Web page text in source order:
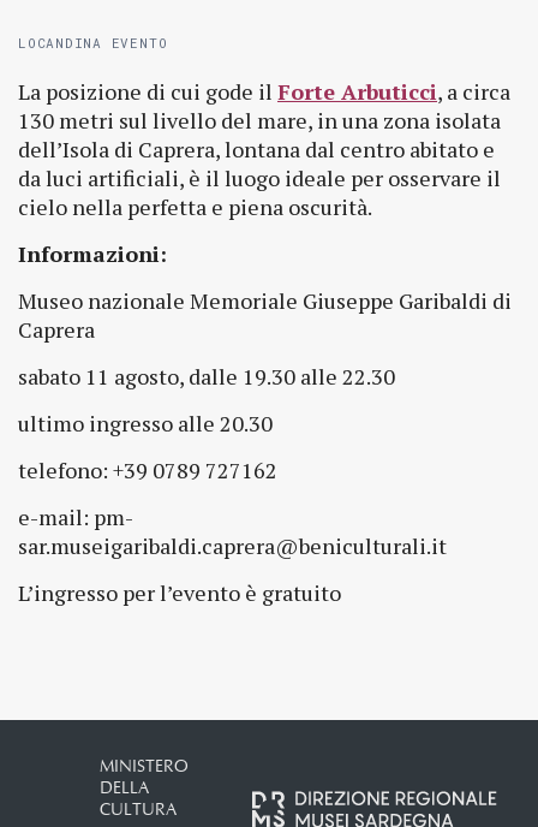
LOCANDINA EVENTO
La posizione di cui gode il Forte Arbuticci, a circa
130 metri sul livello del mare, in una zona isolata
dell’Isola di Caprera, lontana dal centro abitato e
da luci artificiali, è il luogo ideale per osservare il
cielo nella perfetta e piena oscurità.
Informazioni:
Museo nazionale Memoriale Giuseppe Garibaldi di
Caprera
sabato 11 agosto, dalle 19.30 alle 22.30
ultimo ingresso alle 20.30
telefono: +39 0789 727162
e-mail: pm-
sar.museigaribaldi.caprera@beniculturali.it
L’ingresso per l’evento è gratuito
MINISTERO
DELLA
CULTURA